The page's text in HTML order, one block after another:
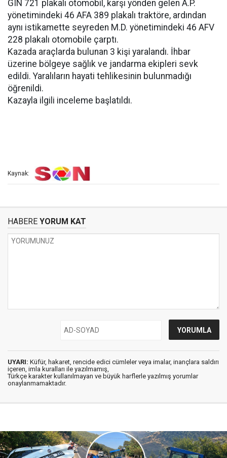
GIN 721 plakalı otomobil, karşı yönden gelen A.P.
yönetimindeki 46 AFA 389 plakalı traktöre, ardından
aynı istikamette seyreden M.D. yönetimindeki 46 AFV
228 plakalı otomobile çarptı.
Kazada araçlarda bulunan 3 kişi yaralandı. İhbar
üzerine bölgeye sağlık ve jandarma ekipleri sevk
edildi. Yaralıların hayati tehlikesinin bulunmadığı
öğrenildi.
Kazayla ilgili inceleme başlatıldı.
Kaynak:
HABERE YORUM KAT
UYARI: Küfür, hakaret, rencide edici cümleler veya imalar, inançlara saldırı
içeren, imla kuralları ile yazılmamış,
Türkçe karakter kullanılmayan ve büyük harflerle yazılmış yorumlar
onaylanmamaktadır.